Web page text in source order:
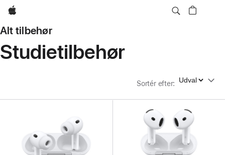
Apple
Alt tilbehør
Studietilbehør
Sortér efter: Sortér efter